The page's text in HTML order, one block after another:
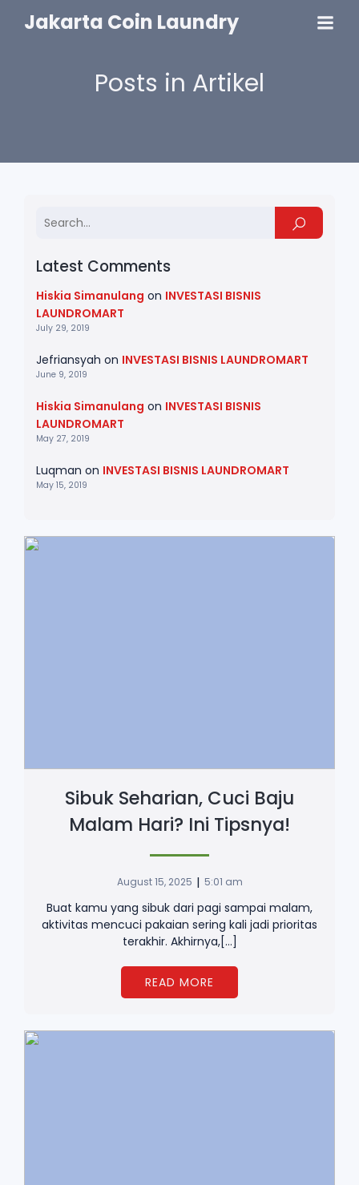
Jakarta Coin Laundry
Posts in Artikel
Latest Comments
Hiskia Simanulang on INVESTASI BISNIS
LAUNDROMART
July 29, 2019
Jefriansyah on INVESTASI BISNIS LAUNDROMART
June 9, 2019
Hiskia Simanulang on INVESTASI BISNIS
LAUNDROMART
May 27, 2019
Luqman on INVESTASI BISNIS LAUNDROMART
May 15, 2019
Sibuk Seharian, Cuci Baju
Malam Hari? Ini Tipsnya!
August 15, 2025 | 5:01 am
Buat kamu yang sibuk dari pagi sampai malam,
aktivitas mencuci pakaian sering kali jadi prioritas
terakhir. Akhirnya,[…]
READ MORE